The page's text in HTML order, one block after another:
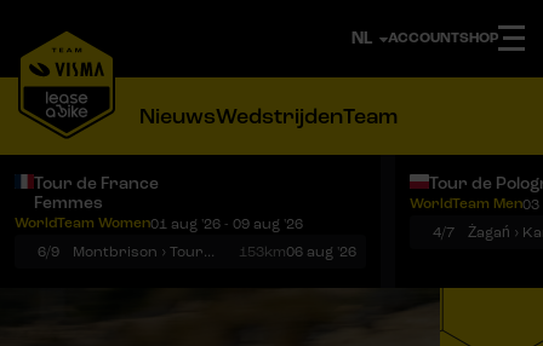
ACCOUNTSHOP
NieuwsWedstrijdenTeam
Tour de France
Femmes
WorldTeam Women01 aug '26 - 09 aug '26
6/9
Montbrison › Tournon-sur-Rhône 153km06 aug '26
Tour de
WorldTeam Men03
4/7
Żagań ›